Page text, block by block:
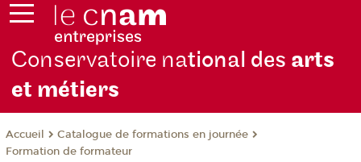
Conservatoire national des arts
et métiers
Accueil
Catalogue de formations en journée
Formation de formateur